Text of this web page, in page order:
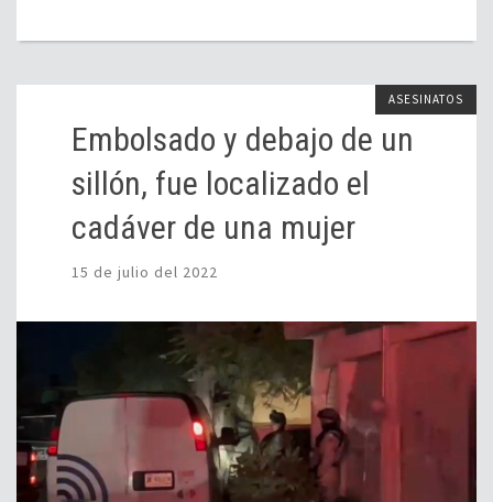
ASESINATOS
Embolsado y debajo de un
sillón, fue localizado el
cadáver de una mujer
15 de julio del 2022